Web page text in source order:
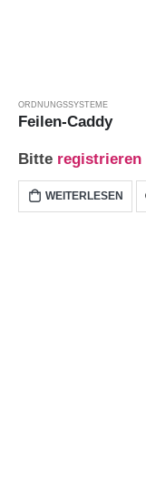
ORDNUNGSSYSTEME
Feilen-Caddy
Bitte registrieren
WEITERLESEN